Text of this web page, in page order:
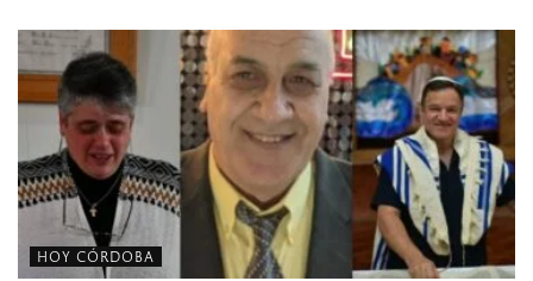
HOY CÓRDOBA